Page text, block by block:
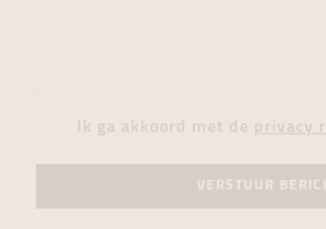
Ik ga akkoord met de privacy
VERSTUUR